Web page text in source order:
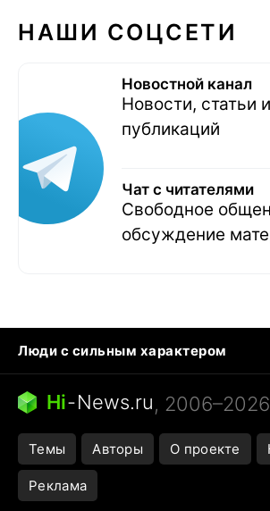
НАШИ СОЦСЕТИ
Новостной канал
Новости, статьи
публикаций
Чат с читателями
Свободное
обсуждение
Люди с сильным характером
Кошка писает на кровать
Тунцы
Ядовитые пауки России
Города в ядерной войне
Открытие в Google Maps
Hi-News.ru, 2006–2026
Темы Авторы О проекте
Реклама